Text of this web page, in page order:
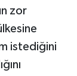
zor
istediğini